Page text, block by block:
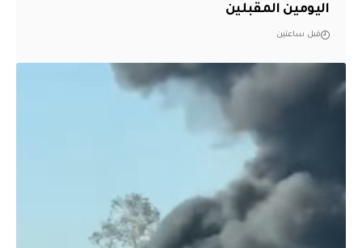
اليومين المقبلين
قبل ساعتين